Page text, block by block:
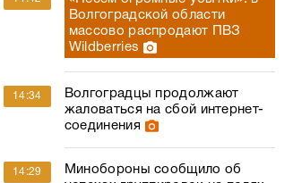
Волгоградской области
массово распродают ПВЗ
Wildberries
14:34
Волгоградцы продолжают
жаловаться на сбой интернет-
соединения
14:29
Минобороны сообщило об